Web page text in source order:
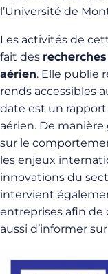
l’Université de
Les activités de
fait des
aérien. Elle publie
rends accessibles
date est un
aérien. De
sur le
les enjeux
innovations du
intervient
entreprises afin
aussi d’informer